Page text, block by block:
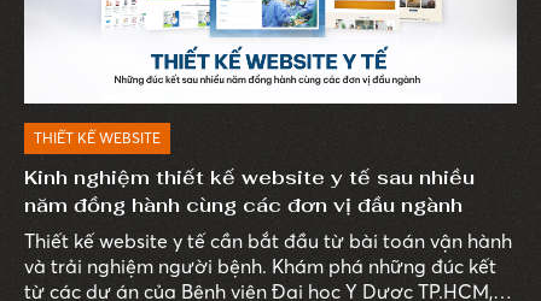
THIẾT KẾ WEBSITE
Kinh nghiệm thiết kế website y tế sau nhiều
năm đồng hành cùng các đơn vị đầu ngành
Thiết kế website y tế cần bắt đầu từ bài toán vận hành
và trải nghiệm người bệnh. Khám phá những đúc kết
từ các dự án của Bệnh viện Đại học Y Dược TP.HCM,